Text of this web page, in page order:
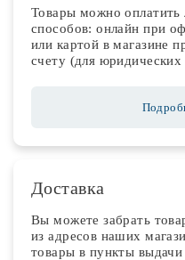
Товары можно
способов: онлайн при
или картой в магазине
счету (для юридических
Доставка
Вы можете забрать
из адресов наших
товары в пункты